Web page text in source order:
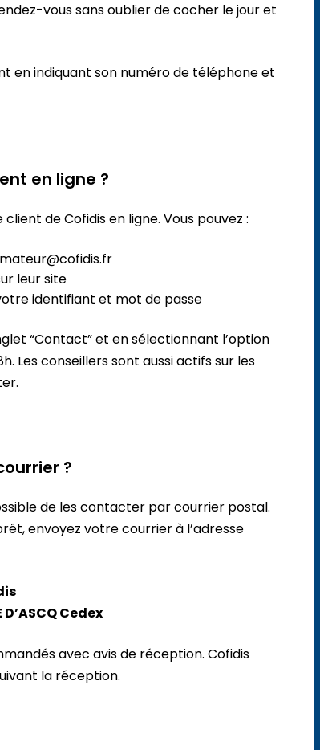
vous sans oublier de cocher le jour et
en indiquant son numéro de téléphone et
en ligne ?
de Cofidis en ligne. Vous pouvez :
leur site
identifiant et mot de passe
“Contact” et en sélectionnant l’option
Les conseillers sont aussi actifs sur les
?
de les contacter par courrier postal.
envoyez votre courrier à l’adresse
D’ASCQ Cedex
avec avis de réception. Cofidis
la réception.